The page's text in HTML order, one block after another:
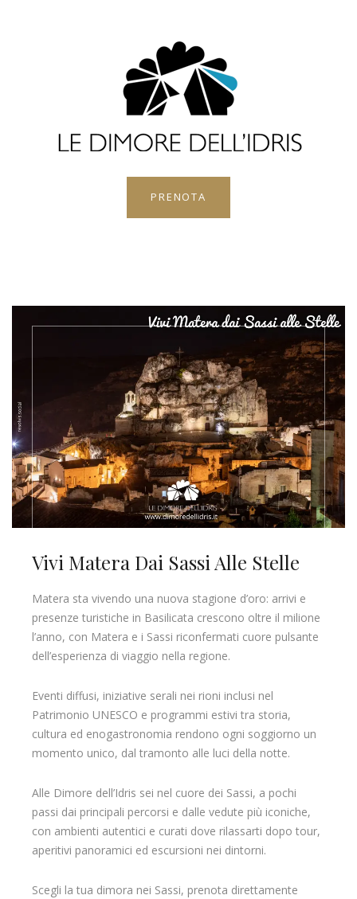
PRENOTA
Vivi Matera Dai Sassi Alle Stelle
Matera sta vivendo una nuova stagione d’oro: arrivi e
presenze turistiche in Basilicata crescono oltre il milione
l’anno, con Matera e i Sassi riconfermati cuore pulsante
dell’esperienza di viaggio nella regione.
Eventi diffusi, iniziative serali nei rioni inclusi nel
Patrimonio UNESCO e programmi estivi tra storia,
cultura ed enogastronomia rendono ogni soggiorno un
momento unico, dal tramonto alle luci della notte.
Alle Dimore dell’Idris sei nel cuore dei Sassi, a pochi
passi dai principali percorsi e dalle vedute più iconiche,
con ambienti autentici e curati dove rilassarti dopo tour,
aperitivi panoramici ed escursioni nei dintorni.
Scegli la tua dimora nei Sassi, prenota direttamente